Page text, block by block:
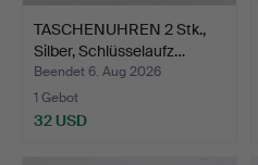
TASCHENUHREN 2 Stk.,
Silber, Schlüsselaufz…
Beendet 6. Aug 2026
1 Gebot
32 USD